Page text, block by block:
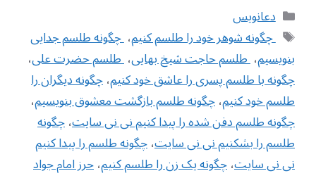
دسته‌ها
دعانویس
برچسب‌ها
‌ چگونه شوهر خود را طلسم کنیم،‌ چگونه طلسم جدایی
بنویسیم،‌ طلسم حاجت شیخ بهایی،‌ طلسم حضرت علی،
چگونه با طلسم پسری را عاشق خود کنیم،چگونه دیگران را
طلسم خود کنیم،چگونه طلسم بازگشت معشوق بنویسیم،
چگونه طلسم دفن شده را پیدا کنیم نی نی سایت،چگونه
طلسم را بشکنیم نی نی سایت،چگونه طلسم را پیدا کنیم
نی نی سایت،چگونه یک زن را طلسم کنیم،حرز امام جواد